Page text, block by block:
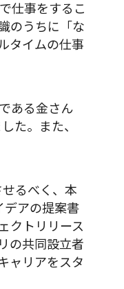
仕事をするこ
のうちに「な
タイムの仕事
ある金さん
た。また、
るべく、本
デアの提案書
クトリリース
の共同設立者
ャリアをスタ